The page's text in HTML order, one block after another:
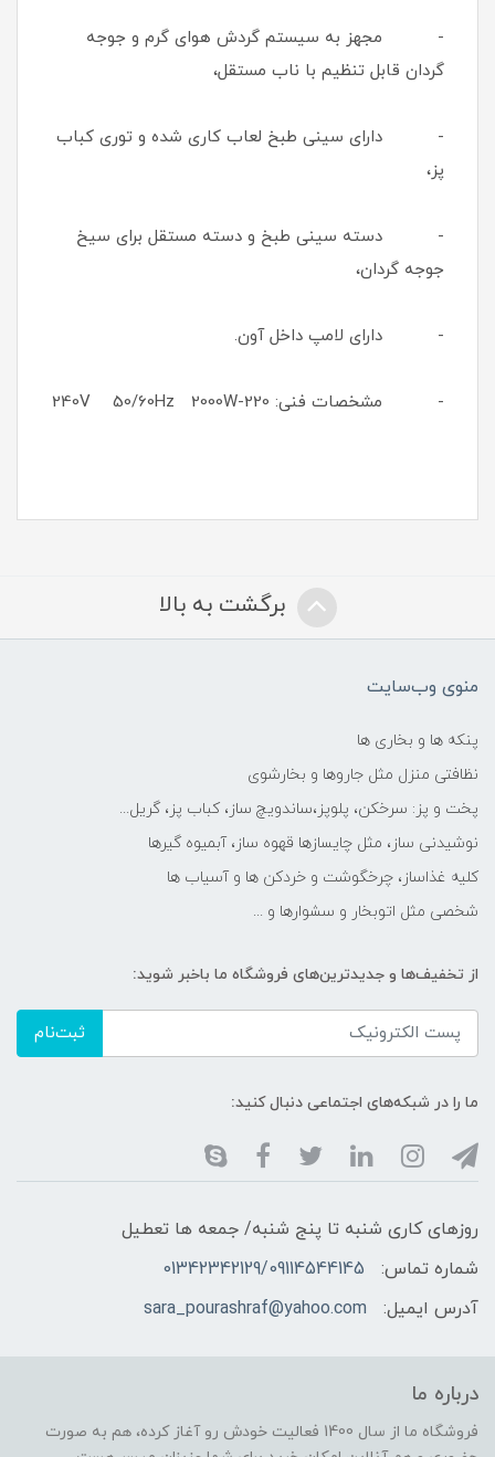
- مجهز به سیستم گردش هوای گرم و جوجه
گردان قابل تنظیم با ناب مستقل،
- دارای سینی طبخ لعاب کاری شده و توری کباب
پز،
- دسته سینی طبخ و دسته مستقل برای سیخ
جوجه گردان،
- دارای لامپ داخل آون.
- مشخصات فنی: 220-240V 50/60Hz 2000W
برگشت به بالا
منوی وب‌سایت
پنکه ها و بخاری ها
نظافتی منزل مثل جاروها و بخارشوی
پخت و پز: سرخکن، پلوپز،ساندویچ ساز، کباب پز، گریل...
نوشیدنی ساز، مثل چایسازها قهوه ساز، آبمیوه گیرها
کلیه غذاساز، چرخگوشت و خردکن ها و آسیاب ها
شخصی مثل اتوبخار و سشوارها و ...
از تخفیف‌ها و جدیدترین‌های فروشگاه ما باخبر شوید:
ثبت‌نام
ما را در شبکه‌های اجتماعی دنبال کنید:
روزهای کاری شنبه تا پنج شنبه/ جمعه ها تعطیل
شماره تماس:
01342342129/09114544145
آدرس ایمیل:
sara_pourashraf@yahoo.com
درباره ما
فروشگاه ما از سال 1400 فعالیت خودش رو آغاز کرده، هم به صورت